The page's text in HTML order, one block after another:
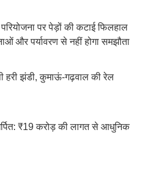
पर पेड़ों की कटाई फिलहाल
और पर्यावरण से नहीं होगा समझौता
हरी झंडी, कुमाऊं-गढ़वाल की रेल
₹19 करोड़ की लागत से आधुनिक